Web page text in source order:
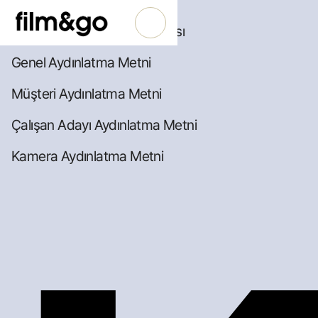
KVKK ve İşlenmesi Politikası
Genel Aydınlatma Metni
Müşteri Aydınlatma Metni
Çalışan Adayı Aydınlatma Metni
Kamera Aydınlatma Metni